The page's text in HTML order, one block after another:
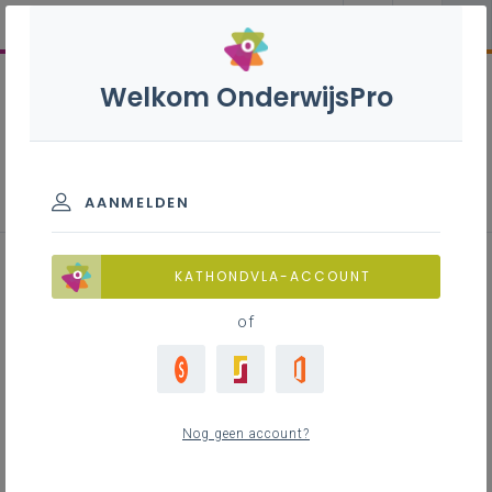
Inhoudstafel
Welkom OnderwijsPro
AANMELDEN
KATHONDVLA-ACCOUNT
of
Nog geen account?